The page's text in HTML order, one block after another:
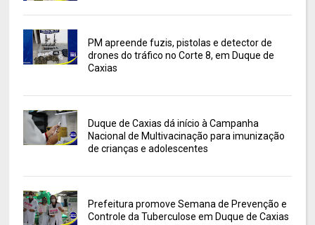
PM apreende fuzis, pistolas e detector de
drones do tráfico no Corte 8, em Duque de
Caxias
Duque de Caxias dá início à Campanha
Nacional de Multivacinação para imunização
de crianças e adolescentes
Prefeitura promove Semana de Prevenção e
Controle da Tuberculose em Duque de Caxias